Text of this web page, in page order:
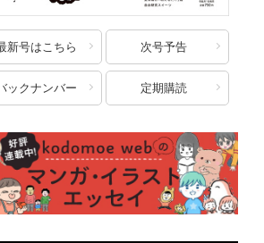
新号はこちら 次号予告
ックナンバー 定期購読